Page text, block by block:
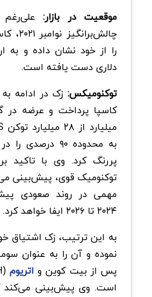
موقعیت در بازار: علی‌رغم
دلاری دست یافته است.
توکنومیکس: زک در ادامه
به محدوده ۹۰
پررنگ کرد. وی با تاکید
توکنومیک قوی، پیش‌بینی
مهمی در روند صعودی
۲۰۲۴ تا ۲۰۲۶ ایفا خواهد کرد.
به این ترتیب، زک اشتیاق
نموده و آن را به عنوان
پس از بیت کوین و اتریوم
است. وی پیش‌بینی می‌کند